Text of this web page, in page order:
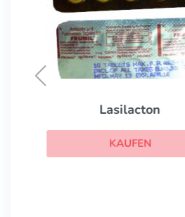
Lasilacton
KAUFEN